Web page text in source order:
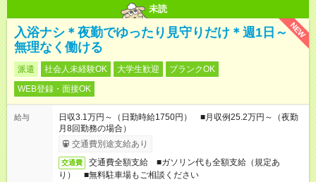
未読
NEW
入浴ナシ＊夜勤でゆったり見守りだけ＊週1日～
無理なく働ける
派遣 社会人未経験OK 大学生歓迎
ブランクOK
WEB登録・面接OK
給与
日収3.1万円～（日勤時給1750円） ■月収例25.2万円～（夜勤
月8回勤務の場合）
交通費別途支給あり
交通費
交通費全額支給 ■ガソリン代も全額支給（規定あ
り） ■無料駐車場もご相談ください